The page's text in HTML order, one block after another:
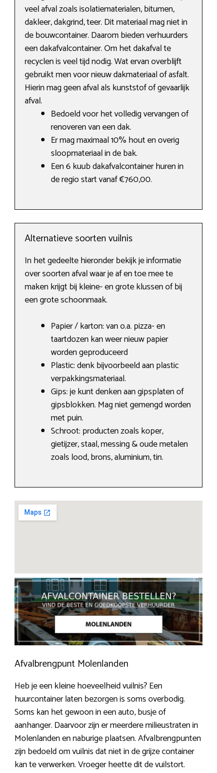
veel afval zoals isolatiematerialen, bitumen,
dakleer, dakgrind, teer. Dit materiaal mag niet in
de bouwcontainer. Daarom bieden verhuurders
een dakafvalcontainer. Om het dakafval te
recyclen is veel tijd nodig. Wat ervan overblijft
gebruikt men voor nieuw dakmateriaal of asfalt.
Hierin mag geen afval als kunststof of gevaarlijk
afval.
Bedoeld voor het volledig vervangen of
renoveren van een dak.
Er mag maximaal 10% hout en overig
sloopmateriaal in de bak.
Een 6 kuub dakafvalcontainer huren in
de regio start vanaf €760,00.
Alternatieve soorten vuilnis
In het gedeelte hieronder bekijk je informatie
over soorten afval waar je af en toe mee te
maken krijgt bij kleine- en grote klussen of bij
een grote schoonmaak.
Papier / karton: van o.a. pizza- en
taartdozen kan weer nieuw papier
worden geproduceerd
Plastic: denk bijvoorbeeld aan plastic
verpakkingsmateriaal.
Gips: je kunt denken aan gipsplaten of
gipsblokken. Mag niet gemengd worden
met puin.
Schroot: producten zoals koper,
gietijzer, staal, messing & oude metalen
zoals lood, brons, aluminium, tin.
Afvalbrengpunt Molenlanden
Heb je een kleine hoeveelheid vuilnis? Een
huurcontainer laten bezorgen is soms overbodig.
Soms kan het gewoon in een auto, busje of
aanhanger. Daarvoor zijn er meerdere milieustraten in
Molenlanden en naburige plaatsen. Afvalbrengpunten
zijn bedoeld om vuilnis dat niet in de grijze container
kan te verwerken. Vroeger heette dit de vuilstort.